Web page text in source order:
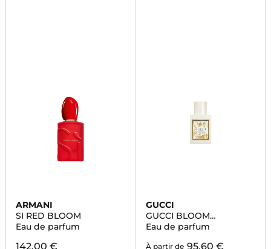
ARMANI
SI RED BLOOM
Eau de parfum
142,00 €
GUCCI
GUCCI BLOOM
AMBROSIA DORO
Eau de parfum
À partir de 95,60 €